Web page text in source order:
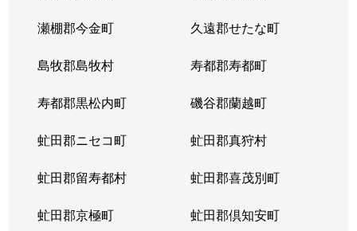
瀬棚郡今金町 久遠郡せたな町
島牧郡島牧村 寿都郡寿都町
寿都郡黒松内町 磯谷郡蘭越町
虻田郡ニセコ町 虻田郡真狩村
虻田郡留寿都村 虻田郡喜茂別町
虻田郡京極町 虻田郡倶知安町